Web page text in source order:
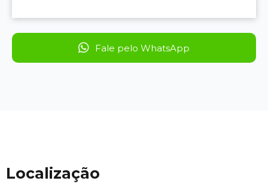
Fale pelo WhatsApp
Localização